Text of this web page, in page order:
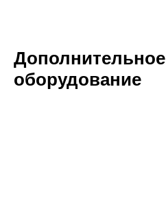
Дополнительное
оборудование